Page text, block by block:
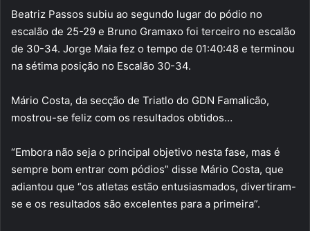
Beatriz Passos subiu ao segundo lugar do pódio no
escalão de 25-29 e Bruno Gramaxo foi terceiro no escalão
de 30-34. Jorge Maia fez o tempo de 01:40:48 e terminou
na sétima posição no Escalão 30-34.
Mário Costa, da secção de Triatlo do GDN Famalicão,
mostrou-se feliz com os resultados obtidos…
“Embora não seja o principal objetivo nesta fase, mas é
sempre bom entrar com pódios” disse Mário Costa, que
adiantou que “os atletas estão entusiasmados, divertiram-
se e os resultados são excelentes para a primeira”.